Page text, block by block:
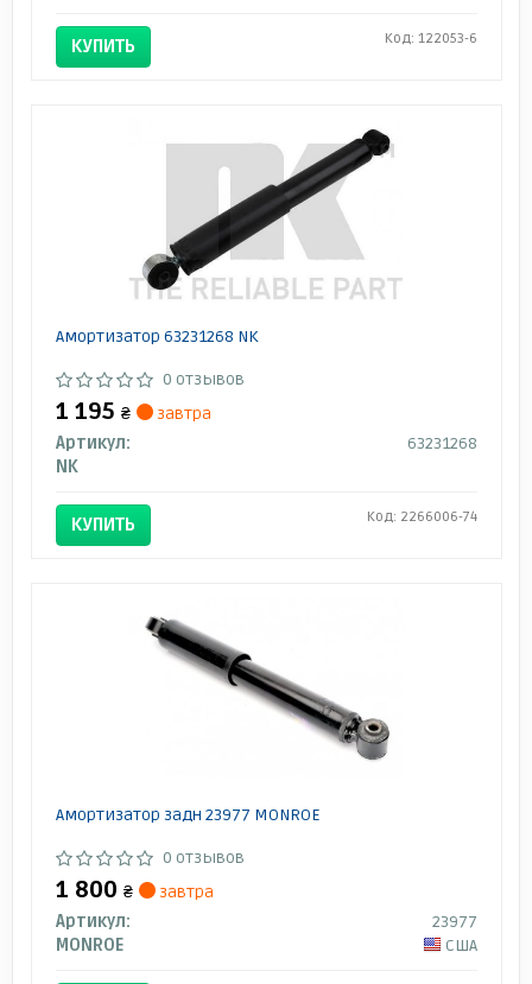
КУПИТЬ Код: 122053-6
Амортизатор 63231268 NK
0 отзывов
1 195 ₴
завтра
Артикул:
63231268
NK
КУПИТЬ Код: 2266006-74
Амортизатор задн 23977 MONROE
0 отзывов
1 800 ₴
завтра
Артикул:
23977
MONROE
США